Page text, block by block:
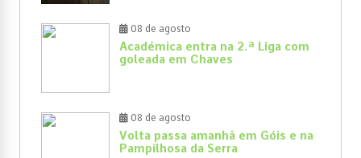
08 de agosto
Académica entra na 2.ª Liga com
goleada em Chaves
08 de agosto
Volta passa amanhã em Góis e na
Pampilhosa da Serra